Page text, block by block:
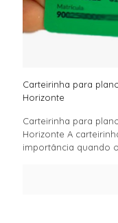
Carteirinha para
Horizonte
Carteirinha para
Horizonte A
importância quando o